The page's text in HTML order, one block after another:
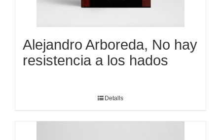
Alejandro Arboreda, No hay
resistencia a los hados
Detalls